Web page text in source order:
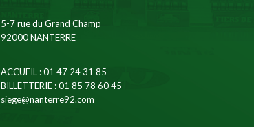
5-7 rue du Grand Champ
92000 NANTERRE
ACCUEIL : 01 47 24 31 85
BILLETTERIE : 01 85 78 60 45
siege@nanterre92.com